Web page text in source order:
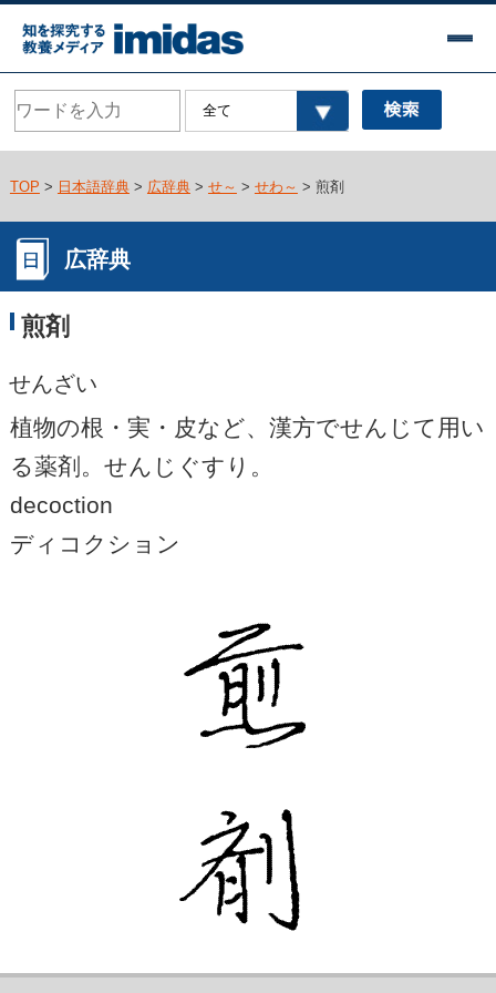
TOP > 日本語辞典> 広辞典> せ～ > せわ～ > 煎剤
広辞典
煎剤
せんざい
植物の根・実・皮など、漢方でせんじて用い
る薬剤。せんじぐすり。
decoction
ディコクション